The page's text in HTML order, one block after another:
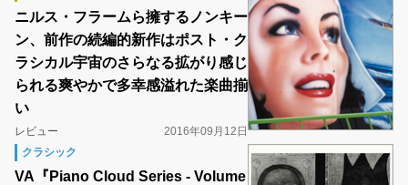
ニルス・フラームら擁するノンキー
ン、前作の続編的新作はポスト・ク
ラシカル宇宙のさらなる拡がり感じ
られる爽やかで多幸感溢れた楽曲揃
い
レビュー
2016年09月12日
クラシック
VA『Piano Cloud Series - Volume